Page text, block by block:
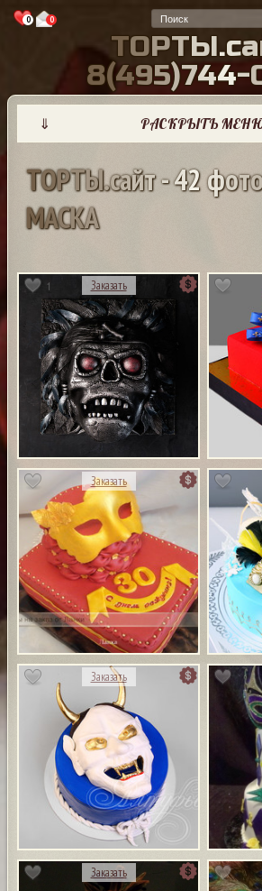
0 0
ТОРТЫ.са
8(495)744-
⇓ РАСКРЫТЬ
ТОРТЫ.сайт-42фот
МАСКА
1 Заказать
Заказать
Заказать
Заказать